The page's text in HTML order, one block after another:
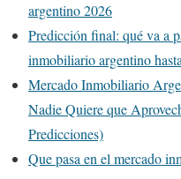
argentino 2026
Predicción final: qué va a
inmobiliario argentino
Mercado Inmobiliario
Nadie Quiere que
Predicciones)
Que pasa en el mercado